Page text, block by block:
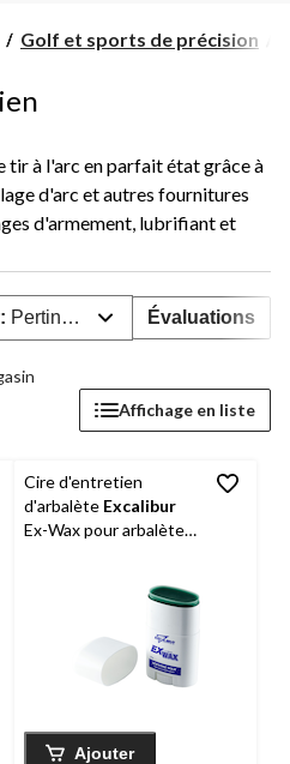
Golf et sports de précision
tir à l'arc en parfait état grâce à
d'arc et autres fournitures
d'armement, lubrifiant et
Pertinence Évaluations
Affichage en liste
Cire d'entretien
d'arbalète Excalibur
Ex-Wax pour arbalètes
Ajouter